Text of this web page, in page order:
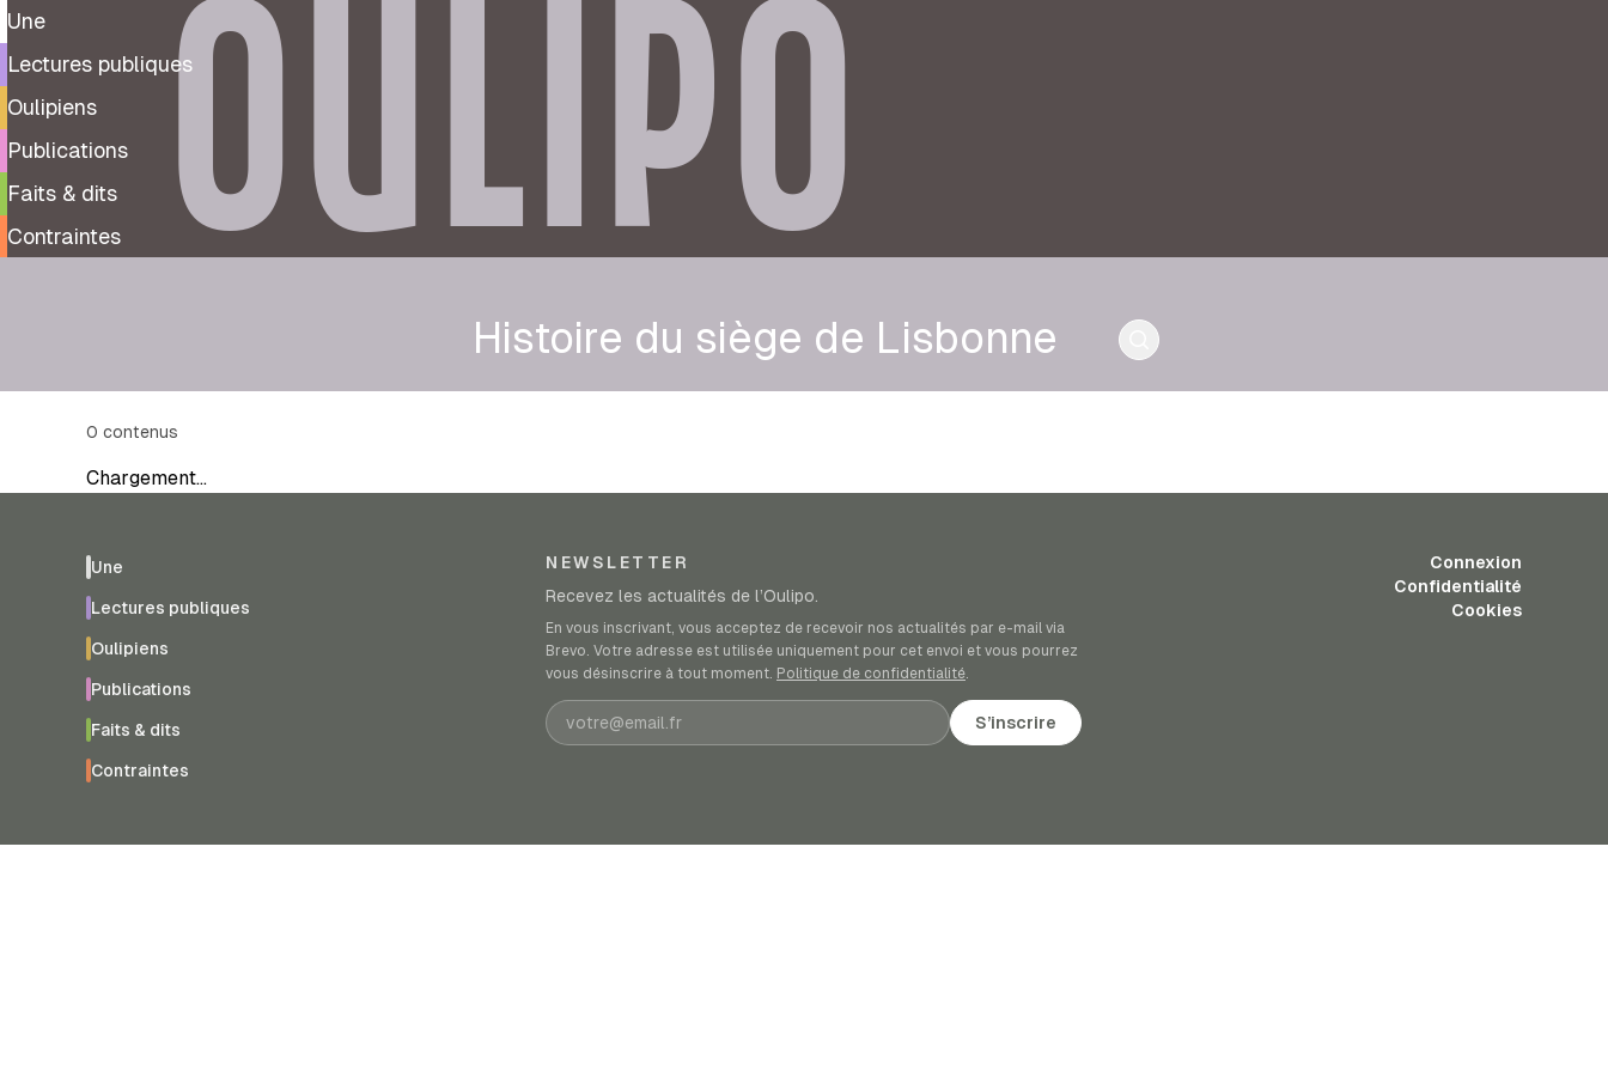
Une
Lectures publiques
Oulipiens
Publications
Faits & dits
Contraintes
OULIPO
Histoire du siège de Lisbonne
0 contenus
Chargement…
Une
Lectures publiques
Oulipiens
Publications
Faits & dits
Contraintes
NEWSLETTER
Recevez les actualités de l’Oulipo.
En vous inscrivant, vous acceptez de recevoir nos actualités par e-mail via
Brevo. Votre adresse est utilisée uniquement pour cet envoi et vous pourrez
vous désinscrire à tout moment. Politique de confidentialité.
Adresse e-mail S’inscrire
Connexion
Confidentialité
Cookies